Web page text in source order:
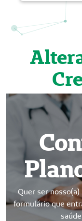
Quer ser
formulário que